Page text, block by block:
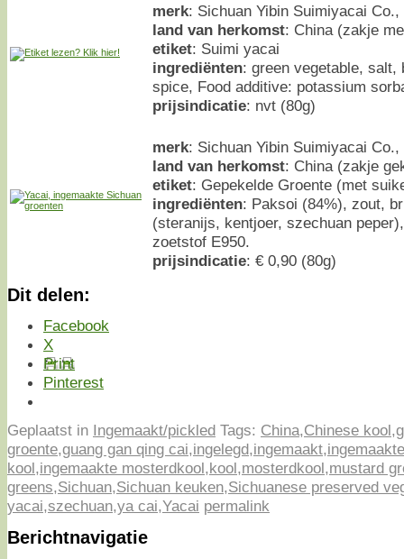
merk: Sichuan Yibin Suimiyacai Co.,
land van herkomst: China (zakje
etiket: Suimi yacai
ingrediënten: green vegetable, salt,
spice, Food additive: potassium
prijsindicatie: nvt (80g)
merk: Sichuan Yibin Suimiyacai Co.,
land van herkomst: China (zakje
etiket: Gepekelde Groente (met
ingrediënten: Paksoi (84%), zout,
(steranijs, kentjoer, szechuan
zoetstof E950.
prijsindicatie: € 0,90 (80g)
Dit delen:
Facebook
X
Print
Pinterest
Geplaatst in Ingemaakt/pickled Tags: China,Chinese kool,
groente,guang gan qing cai,ingelegd,ingemaakt,
kool,ingemaakte mosterdkool,kool,mosterdkool,mustard
greens,Sichuan,Sichuan keuken,Sichuanese preserved
yacai,szechuan,ya cai,Yacai permalink
Berichtnavigatie